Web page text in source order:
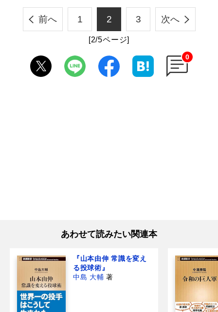
前へ 1 2 3 次へ
[2/5ページ]
0
あわせて読みたい関連本
『山本由伸 常識を変え
る投球術』
中島 大輔 著